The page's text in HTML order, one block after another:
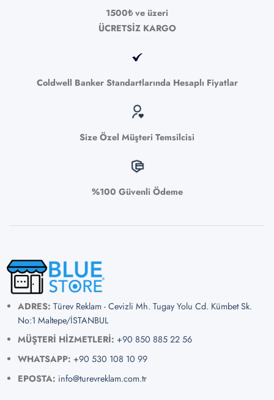
1500₺ ve üzeri
ÜCRETSİZ KARGO
Coldwell Banker Standartlarında Hesaplı Fiyatlar
Size Özel Müşteri Temsilcisi
%100 Güvenli Ödeme
ADRES: Türev Reklam - Cevizli Mh. Tugay Yolu Cd. Kümbet Sk.
No:1 Maltepe/İSTANBUL
MÜŞTERİ HİZMETLERİ: +90 850 885 22 56
WHATSAPP: +90 530 108 10 99
EPOSTA: info@turevreklam.com.tr